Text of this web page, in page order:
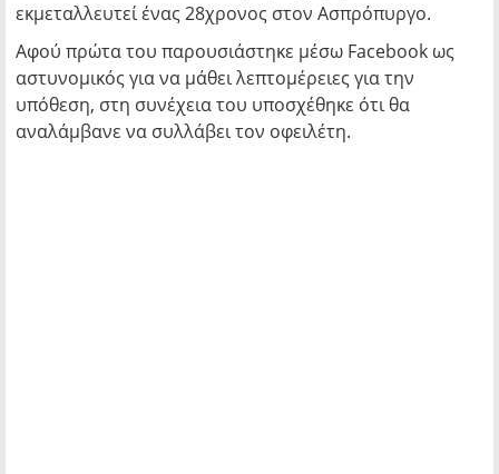
εκμεταλλευτεί ένας 28χρονος στον Ασπρόπυργο.
Αφού πρώτα του παρουσιάστηκε μέσω Facebook ως
αστυνομικός για να μάθει λεπτομέρειες για την
υπόθεση, στη συνέχεια του υποσχέθηκε ότι θα
αναλάμβανε να συλλάβει τον οφειλέτη.